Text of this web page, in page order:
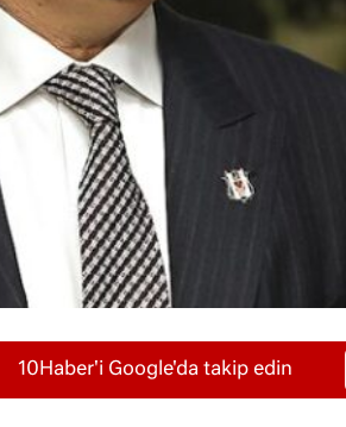
10Haber'i Google'da takip edin